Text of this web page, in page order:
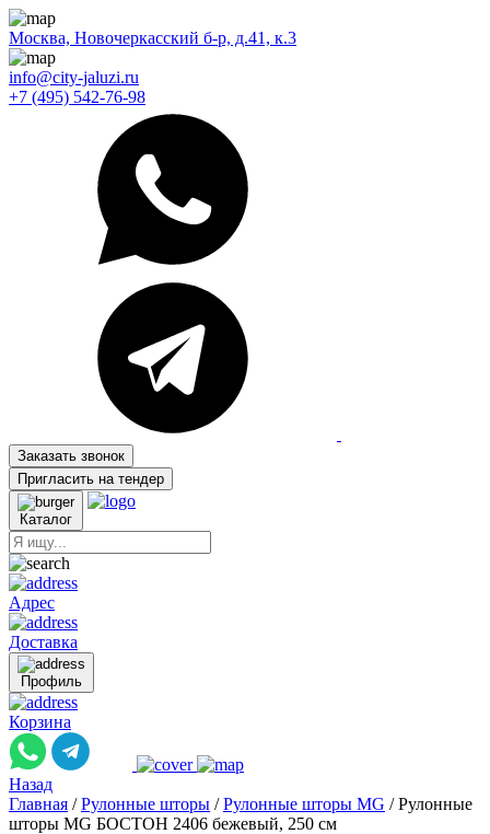
Москва, Новочеркасский б-р, д.41, к.3
info@city-jaluzi.ru
+7 (495) 542-76-98
Заказать звонок
Пригласить на тендер
Каталог
Адрес
Доставка
Профиль
Корзина
Назад
Главная / Рулонные шторы / Рулонные шторы MG / Рулонные
шторы MG БОСТОН 2406 бежевый, 250 см